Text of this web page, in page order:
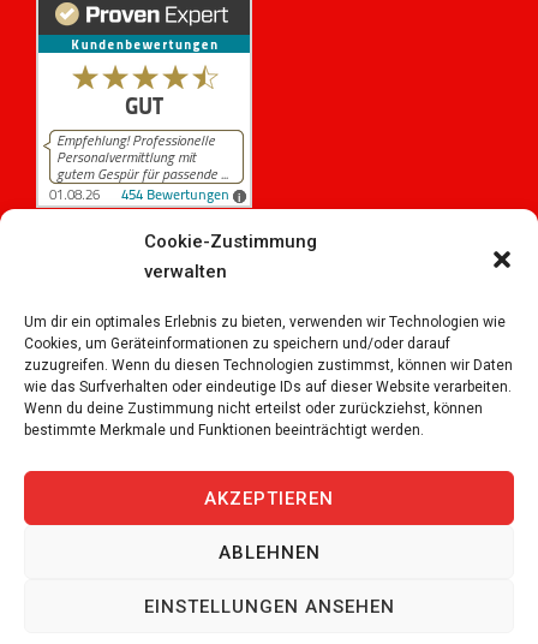
Cookie-Zustimmung
verwalten
Um dir ein optimales Erlebnis zu bieten, verwenden wir Technologien wie
Cookies, um Geräteinformationen zu speichern und/oder darauf
zuzugreifen. Wenn du diesen Technologien zustimmst, können wir Daten
wie das Surfverhalten oder eindeutige IDs auf dieser Website verarbeiten.
Wenn du deine Zustimmung nicht erteilst oder zurückziehst, können
bestimmte Merkmale und Funktionen beeinträchtigt werden.
AKZEPTIEREN
ABLEHNEN
EINSTELLUNGEN ANSEHEN
iPersonal
Bewertungen auf ProvenExpert.com
Temporär & Dauerstellen Schweizweit
Reserved.